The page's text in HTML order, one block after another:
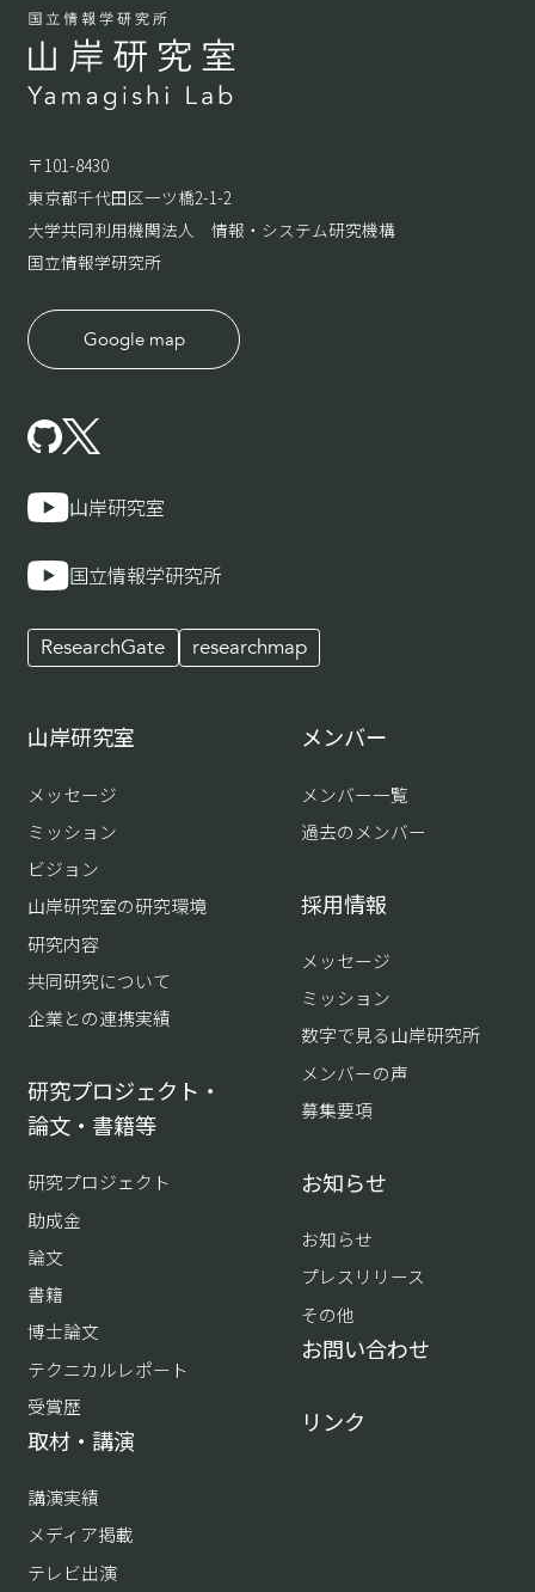
〒101-8430
東京都千代田区一ツ橋2-1-2
大学共同利用機関法人 情報・システム研究機構
国立情報学研究所
Google map
山岸研究室
国立情報学研究所
ResearchGate researchmap
山岸研究室
メッセージ
ミッション
ビジョン
山岸研究室の研究環境
研究内容
共同研究について
企業との連携実績
研究プロジェクト・
論文・書籍等
研究プロジェクト
助成金
論文
書籍
博士論文
テクニカルレポート
受賞歴
取材・講演
講演実績
メディア掲載
テレビ出演
メンバー
メンバー一覧
過去のメンバー
採用情報
メッセージ
ミッション
数字で見る山岸研究所
メンバーの声
募集要項
お知らせ
お知らせ
プレスリリース
その他
お問い合わせ
リンク